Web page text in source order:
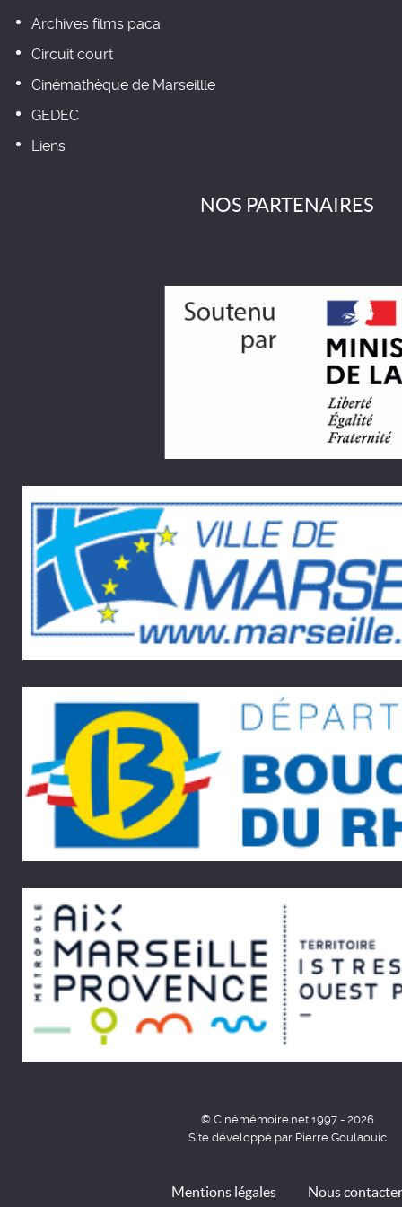
Archives films paca
Circuit court
Cinémathèque de Marseillle
GEDEC
Liens
NOS PARTENAIRES
© Cinémémoire.net 1997 - 2026
Site développé par Pierre Goulaouic
Mentions légales Nous contacter